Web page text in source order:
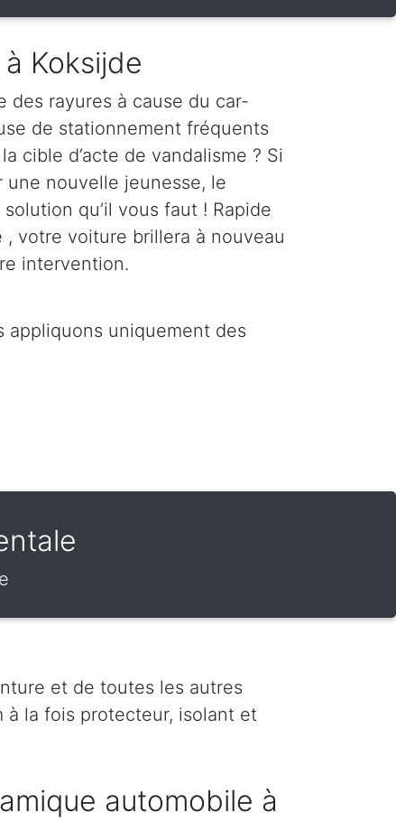
Koksijde
des rayures à cause du car-
de stationnement fréquents
cible d’acte de vandalisme ? Si
nouvelle jeunesse, le
qu’il vous faut ! Rapide
votre voiture brillera à nouveau
intervention.
appliquons uniquement des
et de toutes les autres
à la fois protecteur, isolant et
automobile à